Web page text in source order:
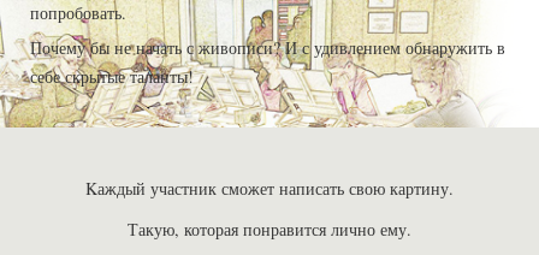
попробовать.
Почему бы не начать с живописи? И с удивлением обнаружить в
себе скрытые таланты!
Kаждый участник сможет написать свою картину.
Такую, которая понравится лично ему.